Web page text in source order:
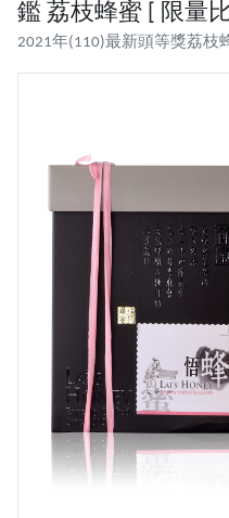
鑑 荔枝蜂蜜 [ 限量
2021年(110)最新頭等獎荔枝